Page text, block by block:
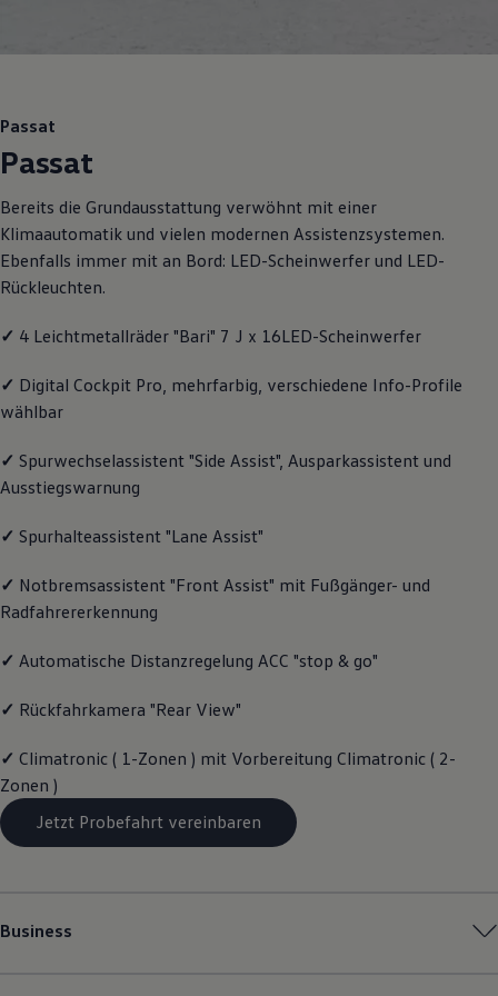
Pannen- und Unfallhilfe
Entertainment und Elektronik
Individualisieren
Wallbox und Ladekabel
Digitale Extras
Updates für Software, Karten und Radio
Vorgängermodelle
Kundeninformationen
Assistenzsysteme
Digitale Betriebsanleitung
Live Beratung
Lifestyle
Familie
Elektromobilität
Volkswagen R
Volkswagen Kundenbetreuung
Passat
Passat
Bereits die Grundausstattung verwöhnt mit einer
Klimaautomatik und vielen modernen Assistenzsystemen.
Ebenfalls immer mit an Bord: LED-Scheinwerfer und LED-
Rückleuchten.
✓ 4 Leichtmetallräder "Bari" 7 J x 16LED-Scheinwerfer
✓ Digital Cockpit Pro, mehrfarbig, verschiedene Info-Profile
wählbar
✓ Spurwechselassistent "Side Assist", Ausparkassistent und
Ausstiegswarnung
✓ Spurhalteassistent "Lane Assist"
✓ Notbremsassistent "Front Assist" mit Fußgänger- und
Radfahrererkennung
✓ Automatische Distanzregelung ACC "stop & go"
✓ Rückfahrkamera "Rear View"
✓ Climatronic ( 1-Zonen ) mit Vorbereitung Climatronic ( 2-
Zonen )
Jetzt Probefahrt vereinbaren
Business